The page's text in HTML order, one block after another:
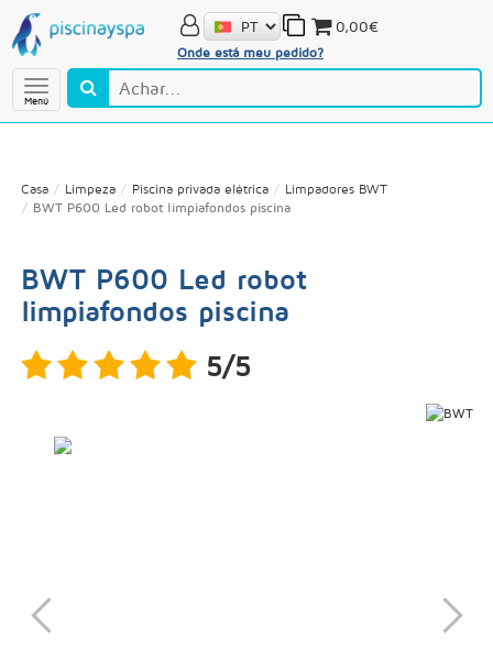
Menú
Onde está meu pedido?
0,00€
Casa Limpeza Piscina privada elétrica
Limpadores BWT
BWT P600 Led robot limpiafondos piscina
BWT P600 Led robot
limpiafondos piscina
5/5